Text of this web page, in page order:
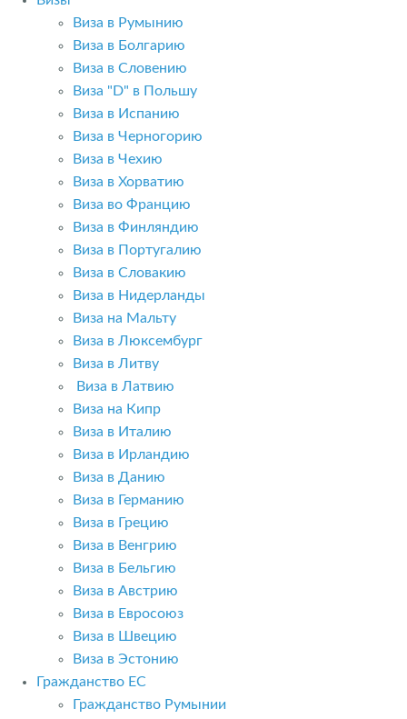
Виза в Румынию
Виза в Болгарию
Виза в Словению
Виза "D" в Польшу
Виза в Испанию
Виза в Черногорию
Виза в Чехию
Виза в Хорватию
Виза во Францию
Виза в Финляндию
Виза в Португалию
Виза в Словакию
Виза в Нидерланды
Виза на Мальту
Виза в Люксембург
Виза в Литву
Виза в Латвию
Виза на Кипр
Виза в Италию
Виза в Ирландию
Виза в Данию
Виза в Германию
Виза в Грецию
Виза в Венгрию
Виза в Бельгию
Виза в Австрию
Виза в Евросоюз
Виза в Швецию
Виза в Эстонию
Гражданство ЕС
Гражданство Румынии